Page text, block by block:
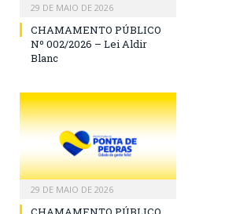
29 DE MAIO DE 2026
CHAMAMENTO PÚBLICO
Nº 002/2026 – Lei Aldir
Blanc
29 DE MAIO DE 2026